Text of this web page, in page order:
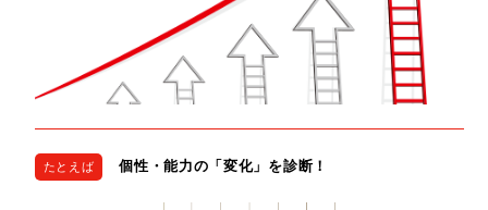
たとえば 個性・能力の「変化」を診断！